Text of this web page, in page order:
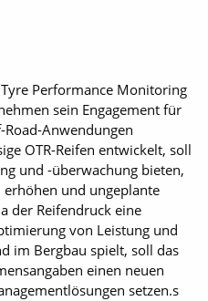
Performance Monitoring
sein Engagement für
Anwendungen
OTR-Reifen entwickelt, soll
und -überwachung bieten,
und ungeplante
der Reifendruck eine
von Leistung und
im Bergbau spielt, soll das
einen neuen
setzen.s